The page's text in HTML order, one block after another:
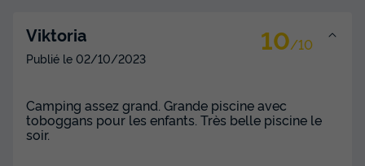
Viktoria 10/10
Publié le 02/10/2023
Camping assez grand. Grande piscine avec
toboggans pour les enfants. Très belle piscine le
soir.